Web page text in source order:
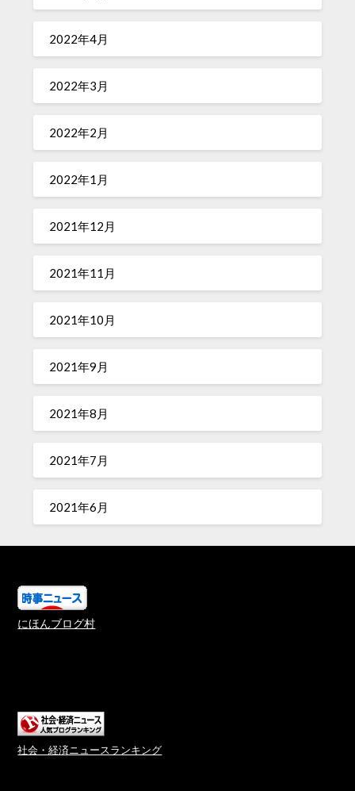
2022年4月
2022年3月
2022年2月
2022年1月
2021年12月
2021年11月
2021年10月
2021年9月
2021年8月
2021年7月
2021年6月
にほんブログ村
社会・経済ニュースランキング